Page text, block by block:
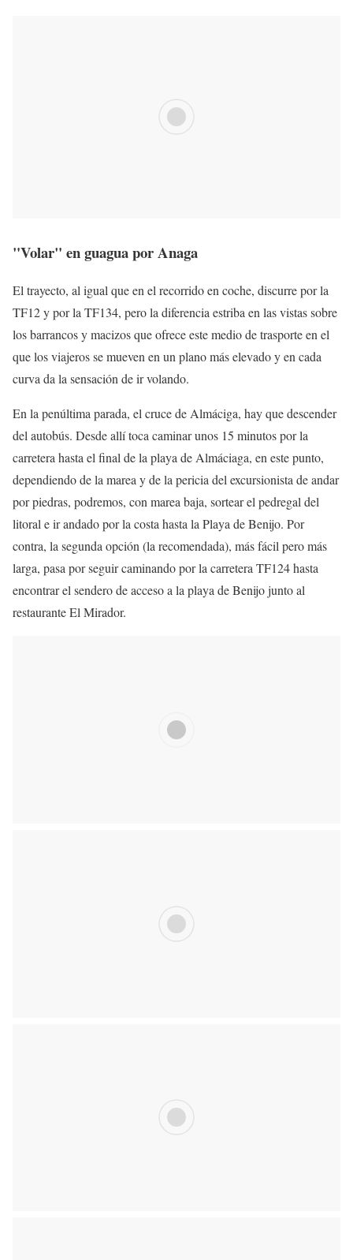
"Volar" en guagua por Anaga
El trayecto, al igual que en el recorrido en coche, discurre por la
TF12 y por la TF134, pero la diferencia estriba en las vistas sobre
los barrancos y macizos que ofrece este medio de trasporte en el
que los viajeros se mueven en un plano más elevado y en cada
curva da la sensación de ir volando.
En la penúltima parada, el cruce de Almáciga, hay que descender
del autobús. Desde allí toca caminar unos 15 minutos por la
carretera hasta el final de la playa de Almáciaga, en este punto,
dependiendo de la marea y de la pericia del excursionista de andar
por piedras, podremos, con marea baja, sortear el pedregal del
litoral e ir andado por la costa hasta la Playa de Benijo. Por
contra, la segunda opción (la recomendada), más fácil pero más
larga, pasa por seguir caminando por la carretera TF124 hasta
encontrar el sendero de acceso a la playa de Benijo junto al
restaurante El Mirador.